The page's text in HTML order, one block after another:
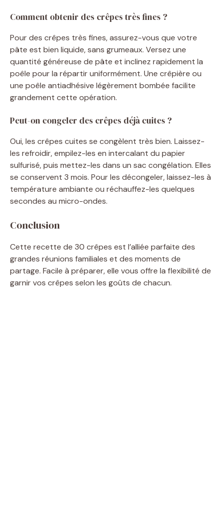
y
V
i
e
o
Comment obtenir des crêpes très fines ?
Pour des crêpes très fines, assurez-vous que votre
pâte est bien liquide, sans grumeaux. Versez une
quantité généreuse de pâte et inclinez rapidement la
poêle pour la répartir uniformément. Une crêpière ou
une poêle antiadhésive légèrement bombée facilite
grandement cette opération.
Peut-on congeler des crêpes déjà cuites ?
Oui, les crêpes cuites se congèlent très bien. Laissez-
les refroidir, empilez-les en intercalant du papier
sulfurisé, puis mettez-les dans un sac congélation. Elles
se conservent 3 mois. Pour les décongeler, laissez-les à
température ambiante ou réchauffez-les quelques
secondes au micro-ondes.
Conclusion
Cette recette de 30 crêpes est l’alliée parfaite des
grandes réunions familiales et des moments de
partage. Facile à préparer, elle vous offre la flexibilité de
garnir vos crêpes selon les goûts de chacun.